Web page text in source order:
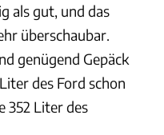
als gut, und das
überschaubar.
genügend Gepäck
des Ford schon
352 Liter des